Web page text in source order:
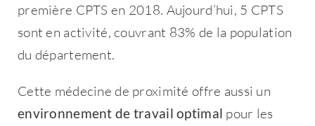
première CPTS en 2018. Aujourd’hui, 5 CPTS
sont en activité, couvrant 83% de la population
du département.
Cette médecine de proximité offre aussi un
environnement de travail optimal pour les